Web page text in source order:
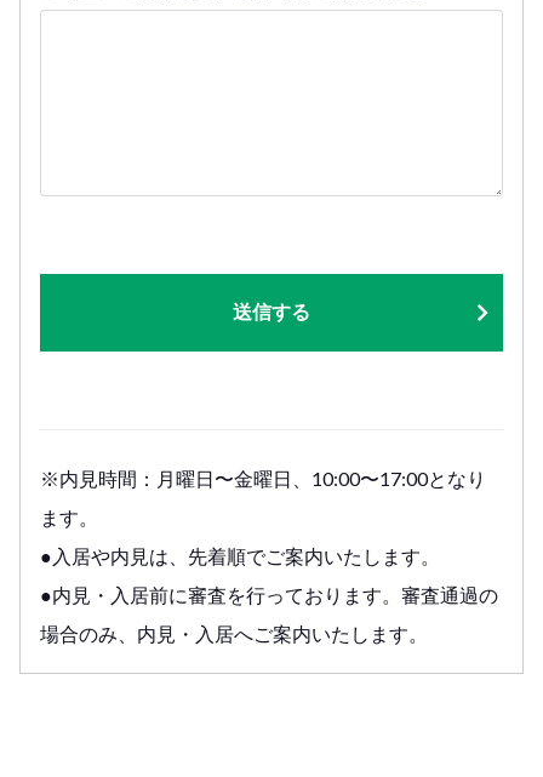
送信する
※内見時間：月曜日〜金曜日、10:00〜17:00となり
ます。
●入居や内見は、先着順でご案内いたします。
●内見・入居前に審査を行っております。審査通過の
場合のみ、内見・入居へご案内いたします。